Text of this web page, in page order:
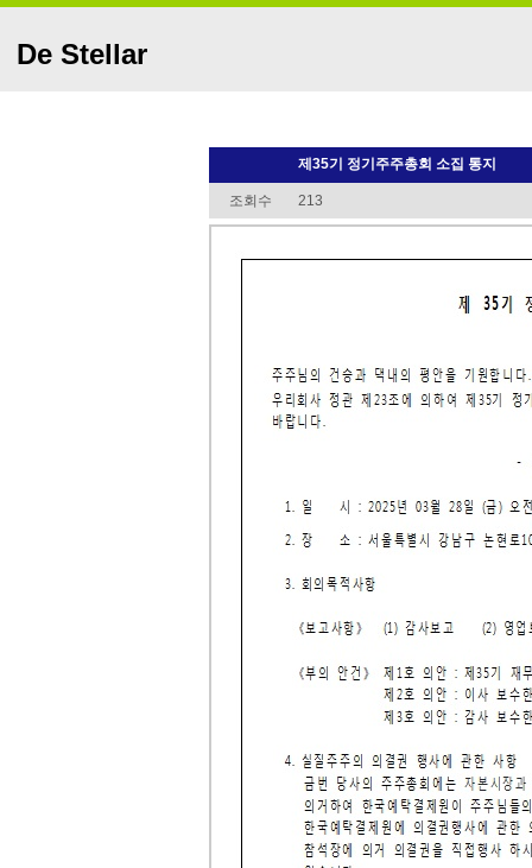
De Stellar
제35기 정기주주총회 소집 통지
조회수 213